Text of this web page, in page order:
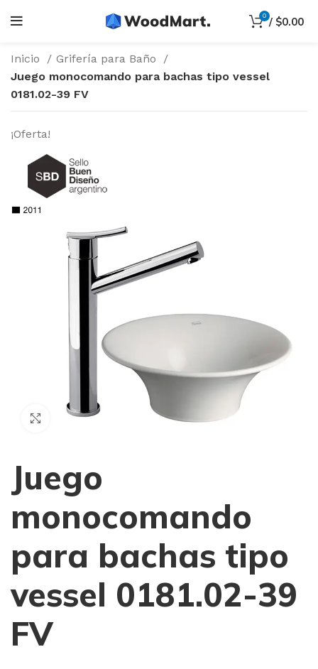
0 / $0.00
Inicio
Grifería para Baño
Juego monocomando para bachas tipo vessel
0181.02-39 FV
¡Oferta!
Haga Click para agrandar
Juego
monocomando
para bachas tipo
vessel 0181.02-39
FV